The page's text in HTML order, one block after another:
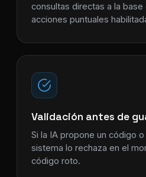
consultas directas a la
acciones puntuales
Validación antes de
Si la IA propone un código
sistema lo rechaza en el
código roto.